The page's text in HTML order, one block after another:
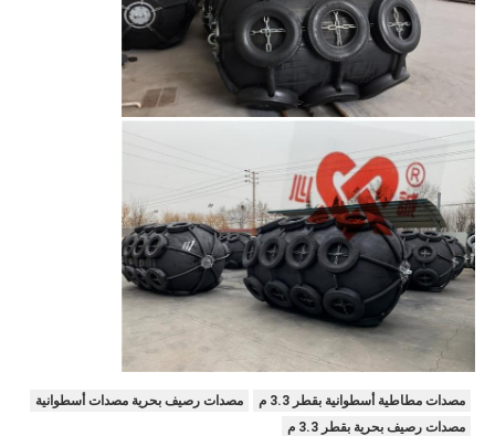
مصدات مطاطية أسطوانية بقطر 3.3 م
مصدات رصيف بحرية مصدات أسطوانية
مصدات رصيف بحرية بقطر 3.3 م